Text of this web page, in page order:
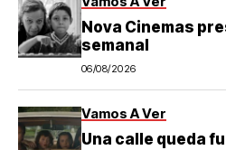
Nova Cinemas
semanal
06/08/2026
Vamos A Ver
Una calle queda